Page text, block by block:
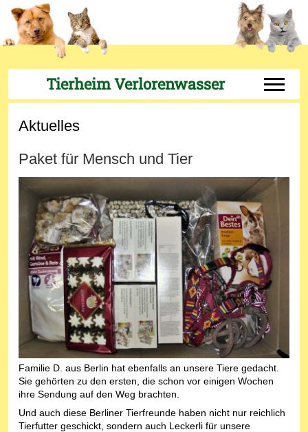
Tierheim Verlorenwasser Off-
Aktuelles
Paket für Mensch und Tier
Familie D. aus Berlin hat ebenfalls an unsere Tiere gedacht.
Sie gehörten zu den ersten, die schon vor einigen Wochen
ihre Sendung auf den Weg brachten.
Und auch diese Berliner Tierfreunde haben nicht nur reichlich
Tierfutter geschickt, sondern auch Leckerli für unsere